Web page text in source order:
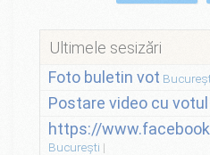
Ultimele sesizări
Foto buletin vot
Postare video cu
https://
București